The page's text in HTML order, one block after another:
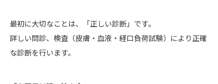
最初に大切なことは、「正しい診断」です。
詳しい問診、検査（皮膚・血液・経口負荷試験）により正確
な診断を行います。